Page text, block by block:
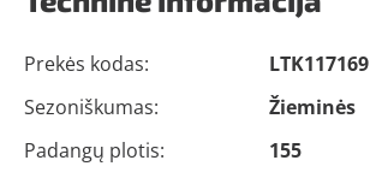
Prekės kodas:
LTK117169
Sezoniškumas:
Žieminės
Padangų plotis:
155